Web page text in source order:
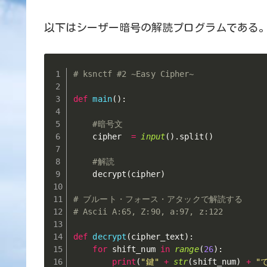
以下はシーザー暗号の解読プログラムである。
# ksnctf #2 ~Easy Cipher~
def main( ) :
#暗号文
    cipher
= input( ) . split ( )
#解読
    decrypt
(cipher)
# ブルート・フォース・アタックで解読する
# Ascii A:65, Z:90, a:97, z:122
def decrypt (cipher_text) :
for shift_num in range(26) :
print ( "鍵" + str(shift_num) + "